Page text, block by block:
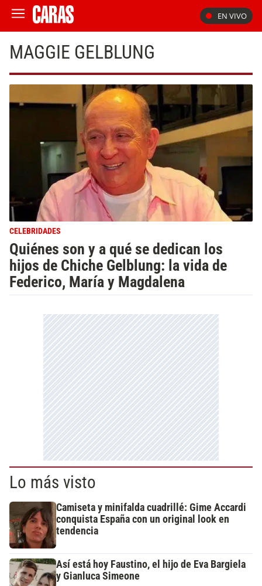
EN VIVO
MAGGIE GELBLUNG
CELEBRIDADES
Quiénes son y a qué se dedican los
hijos de Chiche Gelblung: la vida de
Federico, María y Magdalena
Lo más visto
Camiseta y minifalda cuadrillé: Gime Accardi
conquista España con un original look en
tendencia
Así está hoy Faustino, el hijo de Eva Bargiela
y Gianluca Simeone